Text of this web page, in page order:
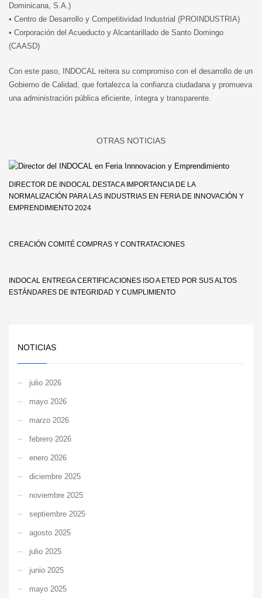
Dominicana, S.A.)
• Centro de Desarrollo y Competitividad Industrial (PROINDUSTRIA)
• Corporación del Acueducto y Alcantarillado de Santo Domingo
(CAASD)
Con este paso, INDOCAL reitera su compromiso con el desarrollo de un
Gobierno de Calidad, que fortalezca la confianza ciudadana y promueva
una administración pública eficiente, íntegra y transparente.
DIRECTOR DE INDOCAL DESTACA IMPORTANCIA DE LA
NORMALIZACIÓN PARA LAS INDUSTRIAS EN FERIA DE INNOVACIÓN Y
EMPRENDIMIENTO 2024
CREACIÓN COMITÉ COMPRAS Y CONTRATACIONES
INDOCAL ENTREGA CERTIFICACIONES ISO A ETED POR SUS ALTOS
ESTÁNDARES DE INTEGRIDAD Y CUMPLIMIENTO
NOTICIAS
julio 2026
mayo 2026
marzo 2026
febrero 2026
enero 2026
diciembre 2025
noviembre 2025
septiembre 2025
agosto 2025
julio 2025
junio 2025
mayo 2025